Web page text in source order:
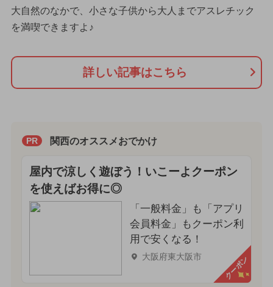
大自然のなかで、小さな子供から大人までアスレチック
を満喫できますよ♪
詳しい記事はこちら
PR 関西のオススメおでかけ
屋内で涼しく遊ぼう！いこーよクーポン
を使えばお得に◎
「一般料金」も「アプリ
会員料金」もクーポン利
用で安くなる！
大阪府東大阪市 クーポン